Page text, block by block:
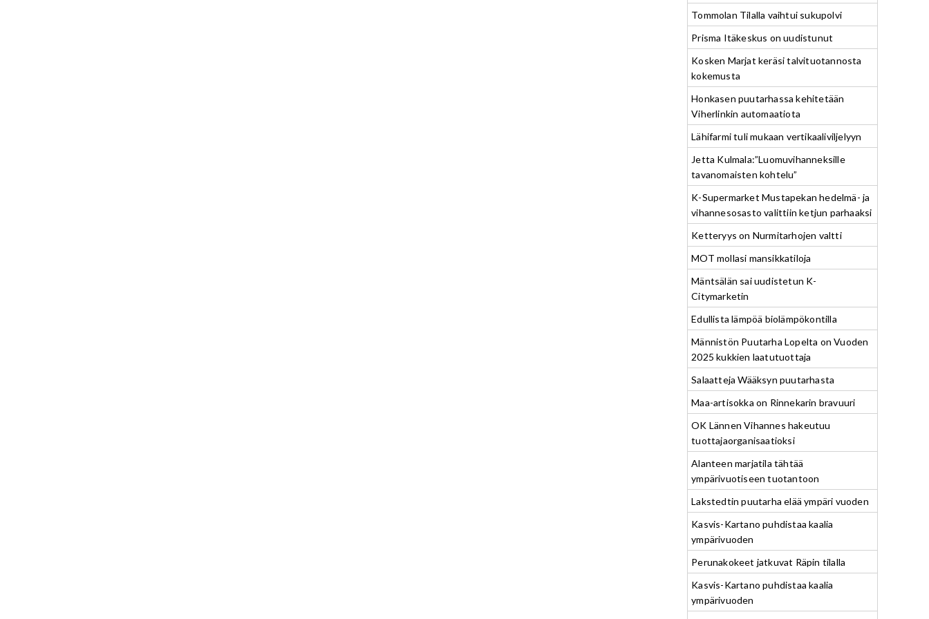
Tommolan Tilalla vaihtui sukupolvi
Prisma Itäkeskus on uudistunut
Kosken Marjat keräsi talvituotannosta
kokemusta
Honkasen puutarhassa kehitetään
Viherlinkin automaatiota
Lähifarmi tuli mukaan vertikaaliviljelyyn
Jetta Kulmala:”Luomuvihanneksille
tavanomaisten kohtelu”
K-Supermarket Mustapekan hedelmä- ja
vihannesosasto valittiin ketjun parhaaksi
Ketteryys on Nurmitarhojen valtti
MOT mollasi mansikkatiloja
Mäntsälän sai uudistetun K-
Citymarketin
Edullista lämpöä biolämpökontilla
Männistön Puutarha Lopelta on Vuoden
2025 kukkien laatutuottaja
Salaatteja Wääksyn puutarhasta
Maa-artisokka on Rinnekarin bravuuri
OK Lännen Vihannes hakeutuu
tuottajaorganisaatioksi
Alanteen marjatila tähtää
ympärivuotiseen tuotantoon
Lakstedtin puutarha elää ympäri vuoden
Kasvis-Kartano puhdistaa kaalia
ympärivuoden
Perunakokeet jatkuvat Räpin tilalla
Kasvis-Kartano puhdistaa kaalia
ympärivuoden